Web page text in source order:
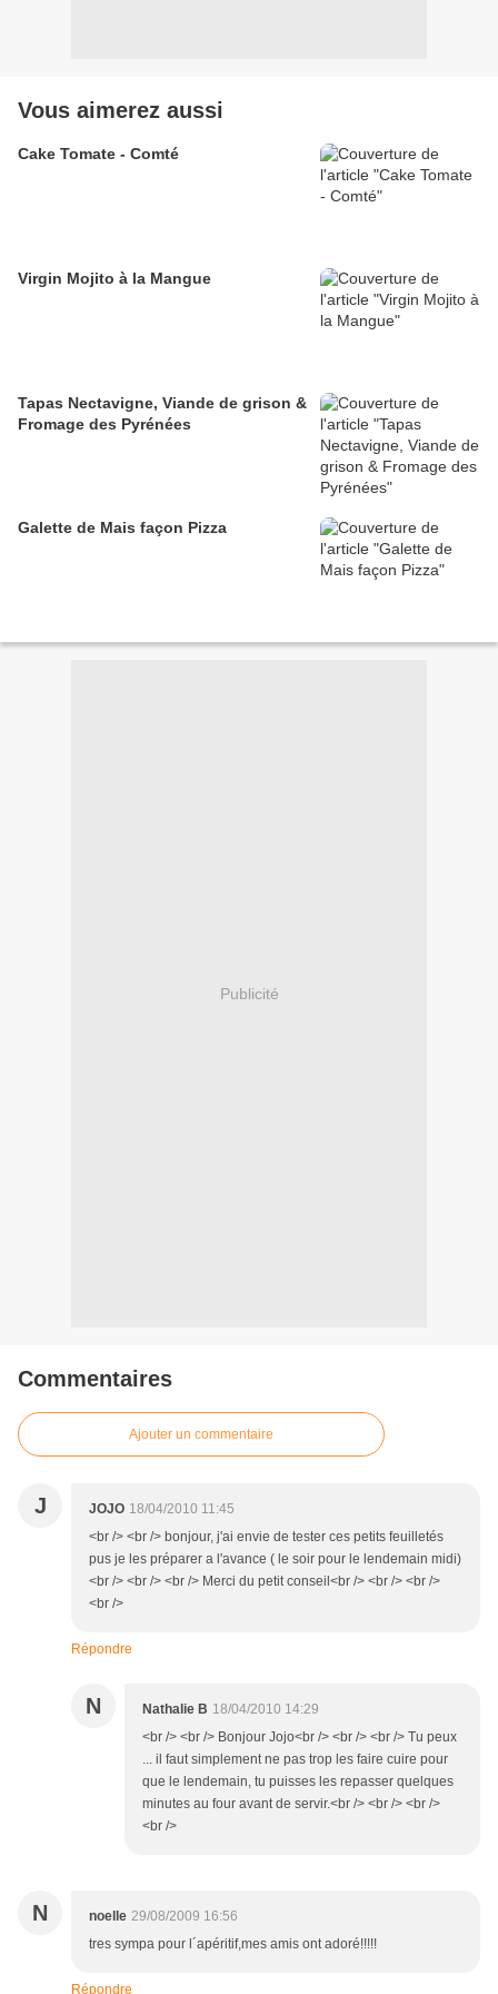
Vous aimerez aussi
Cake Tomate - Comté
Virgin Mojito à la Mangue
Tapas Nectavigne, Viande de grison &
Fromage des Pyrénées
Galette de Mais façon Pizza
Publicité
Commentaires
Ajouter un commentaire
J JOJO 18/04/2010 11:45
<br /> <br /> bonjour, j'ai envie de tester ces petits feuilletés
pus je les préparer a l'avance ( le soir pour le lendemain midi)
<br /> <br /> <br /> Merci du petit conseil<br /> <br /> <br />
<br />
Répondre
N Nathalie B 18/04/2010 14:29
<br /> <br /> Bonjour Jojo<br /> <br /> <br /> Tu peux
... il faut simplement ne pas trop les faire cuire pour
que le lendemain, tu puisses les repasser quelques
minutes au four avant de servir.<br /> <br /> <br />
<br />
N noelle 29/08/2009 16:56
tres sympa pour l´apéritif,mes amis ont adoré!!!!!
Répondre